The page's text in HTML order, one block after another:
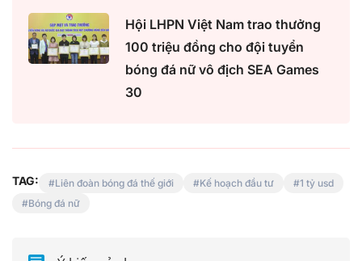
Hội LHPN Việt Nam trao thưởng
100 triệu đồng cho đội tuyển
bóng đá nữ vô địch SEA Games
30
TAG: Liên đoàn bóng đá thế giới Kế hoạch đầu tư
1 tỷ usd
Bóng đá nữ